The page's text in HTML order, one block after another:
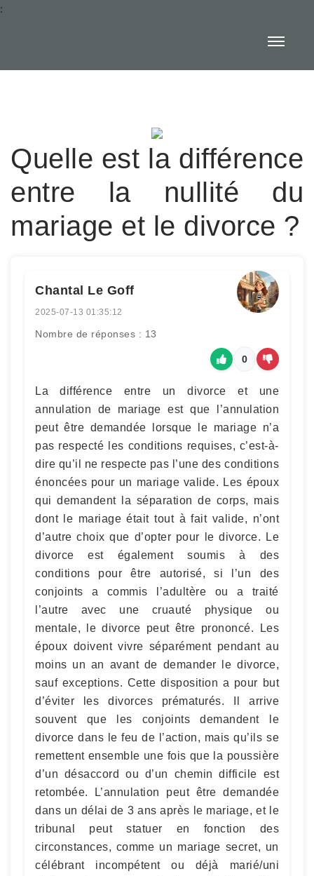
:
Quelle est la différence
entre la nullité du
mariage et le divorce ?
Chantal Le Goff
2025-07-13 01:35:12
Nombre de réponses : 13
0
La différence entre un divorce et une
annulation de mariage est que l’annulation
peut être demandée lorsque le mariage n’a
pas respecté les conditions requises, c’est-à-
dire qu’il ne respecte pas l’une des conditions
énoncées pour un mariage valide. Les époux
qui demandent la séparation de corps, mais
dont le mariage était tout à fait valide, n’ont
d’autre choix que d’opter pour le divorce. Le
divorce est également soumis à des
conditions pour être autorisé, si l’un des
conjoints a commis l’adultère ou a traité
l’autre avec une cruauté physique ou
mentale, le divorce peut être prononcé. Les
époux doivent vivre séparément pendant au
moins un an avant de demander le divorce,
sauf exceptions. Cette disposition a pour but
d’éviter les divorces prématurés. Il arrive
souvent que les conjoints demandent le
divorce dans le feu de l’action, mais qu’ils se
remettent ensemble une fois que la poussière
d’un désaccord ou d’un chemin difficile est
retombée. L’annulation peut être demandée
dans un délai de 3 ans après le mariage, et le
tribunal peut statuer en fonction des
circonstances, comme un mariage secret, un
célébrant incompétent ou déjà marié/uni